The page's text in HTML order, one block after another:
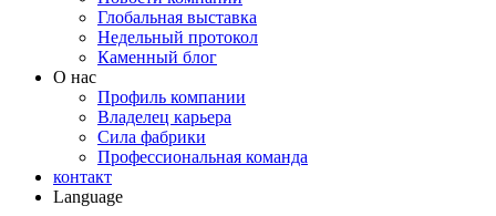
Глобальная выставка
Недельный протокол
Каменный блог
О нас
Профиль компании
Владелец карьера
Сила фабрики
Профессиональная команда
контакт
Language